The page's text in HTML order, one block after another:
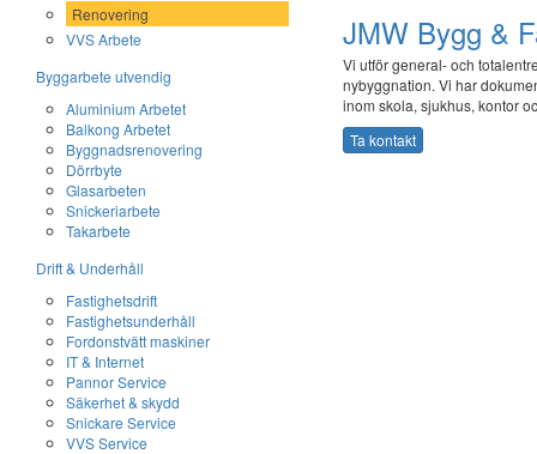
Renovering
VVS Arbete
Byggarbete utvendig
Aluminium Arbetet
Balkong Arbetet
Byggnadsrenovering
Dörrbyte
Glasarbeten
Snickeriarbete
Takarbete
Drift & Underhåll
Fastighetsdrift
Fastighetsunderhåll
Fordonstvätt maskiner
IT & Internet
Pannor Service
Säkerhet & skydd
Snickare Service
VVS Service
JMW Bygg &
Vi utför general- och
nybyggnation. Vi har
inom skola, sjukhus, kontor
Ta kontakt